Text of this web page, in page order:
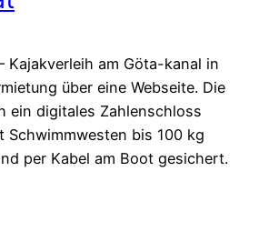
Kajakverleih am Göta-kanal in
über eine Webseite. Die
ein digitales Zahlenschloss
Schwimmwesten bis 100 kg
per Kabel am Boot gesichert.